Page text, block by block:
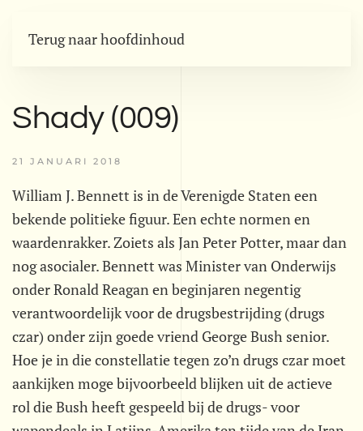
Terug naar hoofdinhoud
Shady (009)
21 JANUARI 2018
William J. Bennett is in de Verenigde Staten een
bekende politieke figuur. Een echte normen en
waardenrakker. Zoiets als Jan Peter Potter, maar dan
nog asocialer. Bennett was Minister van Onderwijs
onder Ronald Reagan en beginjaren negentig
verantwoordelijk voor de drugsbestrijding (drugs
czar) onder zijn goede vriend George Bush senior.
Hoe je in die constellatie tegen zo’n drugs czar moet
aankijken moge bijvoorbeeld blijken uit de actieve
rol die Bush heeft gespeeld bij de drugs- voor